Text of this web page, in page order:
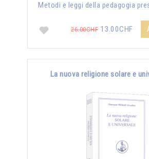
Metodi e leggi della pedagogia
26.00CHF 13.00CHF
La nuova religione solare e